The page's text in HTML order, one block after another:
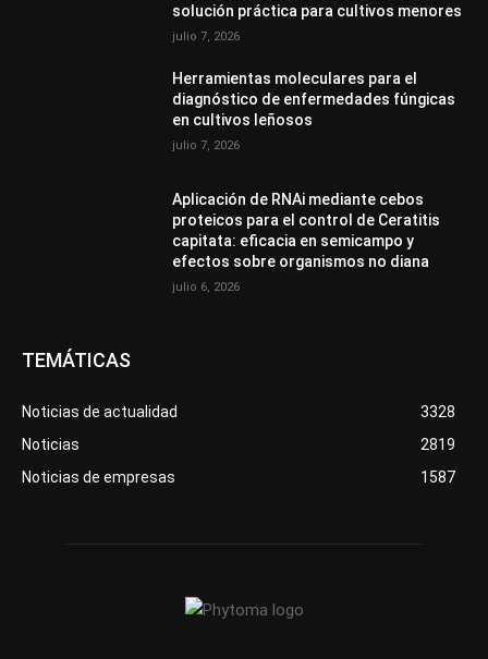
solución práctica para cultivos menores
julio 7, 2026
Herramientas moleculares para el
diagnóstico de enfermedades fúngicas
en cultivos leñosos
julio 7, 2026
Aplicación de RNAi mediante cebos
proteicos para el control de Ceratitis
capitata: eficacia en semicampo y
efectos sobre organismos no diana
julio 6, 2026
TEMÁTICAS
Noticias de actualidad
3328
Noticias
2819
Noticias de empresas
1587